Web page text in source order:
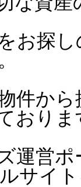
お探
件か
おりま
運営
サイ